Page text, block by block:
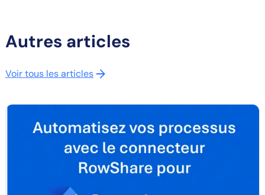
Autres articles
Voir tous les articles